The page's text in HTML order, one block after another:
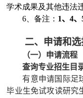
学术成果及其他违法
6、备注： 1、4、
二、申请和选
（一）申请流程
查询专业招生目
有意申请国际足
毕业生免试攻读研究